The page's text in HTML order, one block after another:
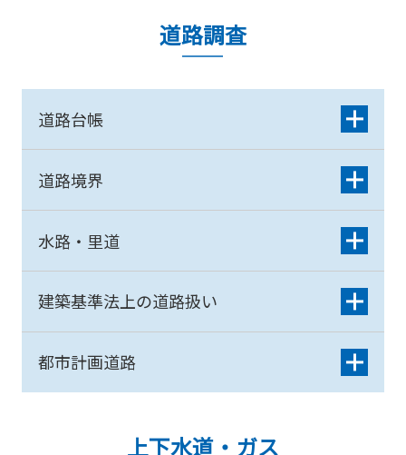
道路調査
道路台帳
道路境界
水路・里道
建築基準法上の道路扱い
都市計画道路
上下水道・ガス